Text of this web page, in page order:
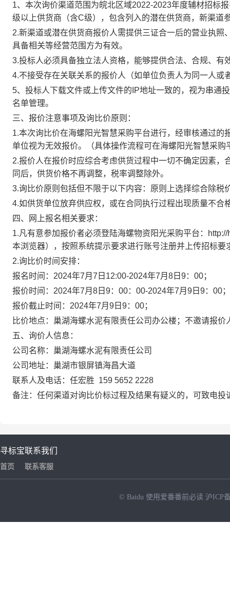
1、 本次询价渠道范围为皖北区域2022-2023年度辅材招标
级以上供货商（含C级），包含列入的潜在供货商，新渠道
2.新渠道或潜在供货商报价人需提供三证合一后的营业执
具备相关等经营范围方为有效。
3.投标人必须具备独立法人资格，能够提供合法、合规、有
4.不接受存在关联关系的报价人（如单位负责人为同一人或
5、投标人下载文件或上传文件的IP地址一致的，视为串通
名单管理。
三、报价注意事项及询比价原则：
1.本次询比价在海螺阳光智慧采购平台进行，经审核通过
单位视为无效报价。
（具体操作流程可在海螺阳光智慧采购
2.报价人在报价时应综合考虑供货过程中一切不确定因素
同后，供货价格不再调整，税率调整除外。
3.询比价原则包括但不限于以下内容：原则上选择综合除税
4.如供货单位放弃供应权，或在合同执行过程出现质量不合
四、网上报名相关要求：
1.凡有意参加报价者必须登陆海螺物资阳光采购平台：
本浏览器），按照系统提示要求进行账号注册并上传招标要
2.询比价时间安排：
报名时间 ： 2024年7月 7 日 12:00-2024年7月 8 日 9： 00；
报价时间 ： 2024年7月 8 日 9： 00： 00-2024年7月 9 日 9： 00
报价截止时间 ： 2024年7月 9 日 9： 00；
比价地点：巢湖海螺水泥有限责任公司办公楼；不邀请报价
五、询价人信息：
公司名称：巢湖海螺水泥有限责任公司
公司地址：巢湖市银屏镇海昌大道
联系人及电话：任宏胜 159 5652 2228
备注 ：任何渠道对询比价标过程及结果有疑义的，可致电投
寻标宝
首页
联系我们
联系客服
© Baidu 使用爱番番前必读 沪ICP